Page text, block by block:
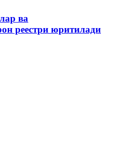
ва
реестри юритилади